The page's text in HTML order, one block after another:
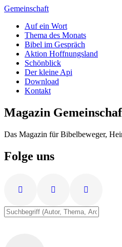
Zum
springen
Gemeinschaft
Auf ein Wort
Thema des Monats
Bibel im Gespräch
Aktion Hoffnungsland
Schönblick
Der kleine Api
Download
Kontakt
Magazin
Das Magazin für Bibelbeweger,
Folge uns